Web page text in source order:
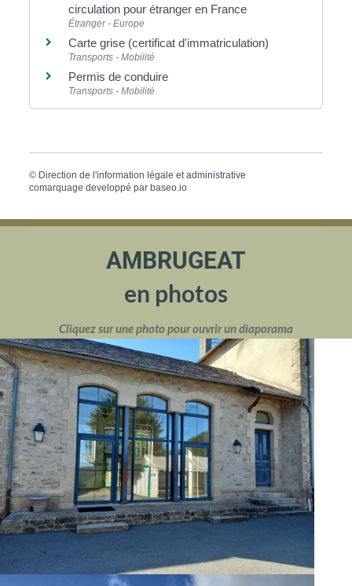
circulation pour étranger en France
Étranger - Europe
Carte grise (certificat d'immatriculation)
Transports - Mobilité
Permis de conduire
Transports - Mobilité
© Direction de l'information légale et administrative
comarquage developpé par baseo.io
AMBRUGEAT
en photos
Cliquez sur une photo pour ouvrir un diaporama